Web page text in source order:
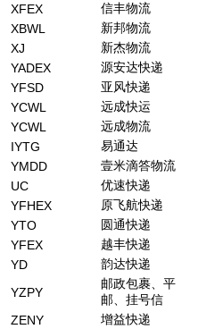
XFEX
信丰物流
XBWL
新邦物流
XJ
新杰物流
YADEX
源安达快递
YFSD
亚风快递
YCWL
远成快运
YCWL
远成物流
IYTG
易通达
YMDD
壹米滴答物流
UC
优速快递
YFHEX
原飞航快递
YTO
圆通快递
YFEX
越丰快递
YD
韵达快递
YZPY
邮政包裹、平
邮、挂号信
ZENY
增益快递